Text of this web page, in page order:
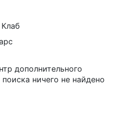
дополнительного
ничего не найдено